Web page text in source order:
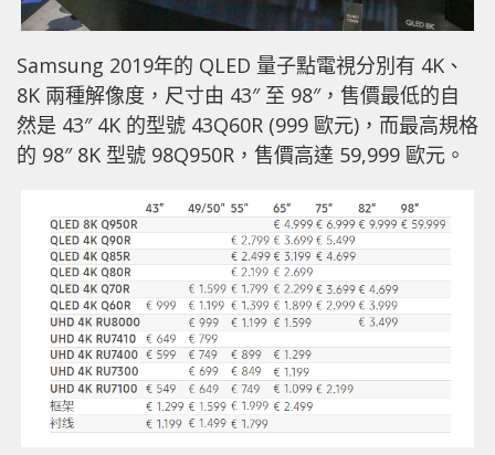
Samsung 2019年的 QLED 量子點電視分別有 4K、
8K 兩種解像度，尺寸由 43″ 至 98″，售價最低的自
然是 43″ 4K 的型號 43Q60R (999 歐元)，而最高規格
的 98″ 8K 型號 98Q950R，售價高達 59,999 歐元。